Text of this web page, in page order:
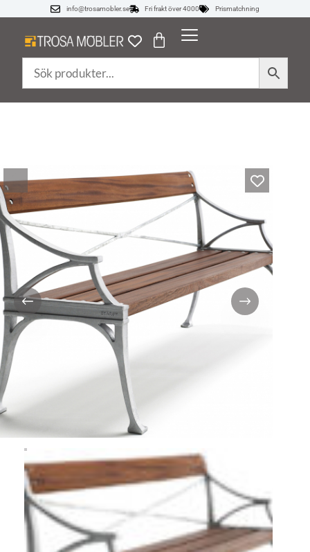
info@trosamobler.se Fri frakt över 4000 Prismatchning